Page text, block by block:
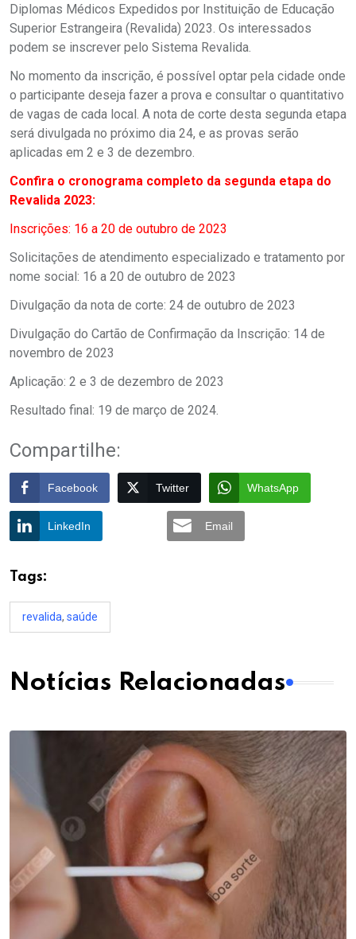
Diplomas Médicos Expedidos por Instituição de Educação
Superior Estrangeira (Revalida) 2023. Os interessados
podem se inscrever pelo Sistema Revalida.
No momento da inscrição, é possível optar pela cidade onde
o participante deseja fazer a prova e consultar o quantitativo
de vagas de cada local. A nota de corte desta segunda etapa
será divulgada no próximo dia 24, e as provas serão
aplicadas em 2 e 3 de dezembro.
Confira o cronograma completo da segunda etapa do
Revalida 2023:
Inscrições: 16 a 20 de outubro de 2023
Solicitações de atendimento especializado e tratamento por
nome social: 16 a 20 de outubro de 2023
Divulgação da nota de corte: 24 de outubro de 2023
Divulgação do Cartão de Confirmação da Inscrição: 14 de
novembro de 2023
Aplicação: 2 e 3 de dezembro de 2023
Resultado final: 19 de março de 2024.
Compartilhe:
Facebook Twitter WhatsApp
LinkedIn Email
Tags:
revalida, saúde
Notícias Relacionadas